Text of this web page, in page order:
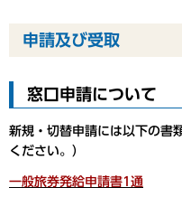
申請及び受取
窓口申請について
新規・切替申請には以下の書
ください。）
一般旅券発給申請書1通